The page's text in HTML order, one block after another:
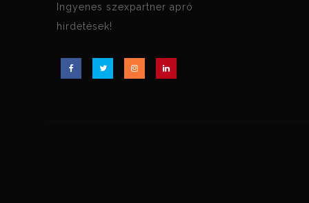
Ingyenes szexpartner apró
hirdetések!